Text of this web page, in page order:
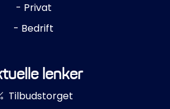
- Privat
- Bedrift
lenker
Tilbudstorget